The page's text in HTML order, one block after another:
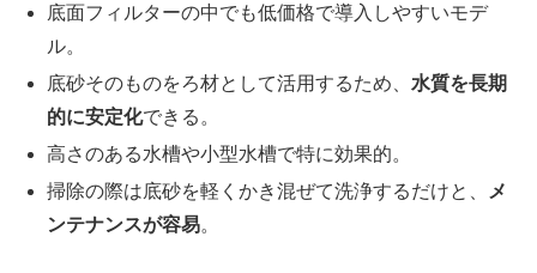
底面フィルターの中でも低価格で導入しやすいモデ
ル。
底砂そのものをろ材として活用するため、 水質を長期
的に安定化できる。
高さのある水槽や小型水槽で特に効果的。
掃除の際は底砂を軽くかき混ぜて洗浄するだけと、
メ
ンテナンスが容易。